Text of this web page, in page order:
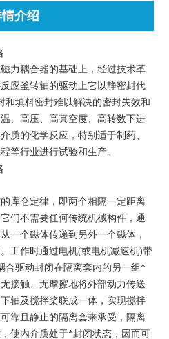
介绍
力耦合器的基础上，经过技术革
反应釜转轴的驱动上它以静密封代
填料密封难以解决的密封失效和
、高压、高真空度、高转数下进
质的化学反应，特别适于制药、
等行业进行试验和生产。
库仑定律，即两个相隔一定距离
们不需要任何传统机械构件，通
一个磁体传递到另外一个磁体，
工作时通过电机(或电机减速机)带
合驱动封闭在隔离套内的另一组*
接触、无摩擦地将外部动力传送
轴及搅拌桨联成一体，实现搅拌
靠且静止的隔离套来承受，隔离
使内介质处于*封闭状态，因而可